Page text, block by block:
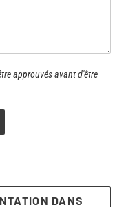
approuvés avant d'être
DANS